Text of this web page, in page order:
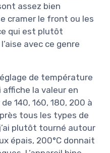
assez bien
cramer le front ou les
qui est plutôt
avec ce genre
de température
la valeur en
140, 160, 180, 200 à
tous les types de
plutôt tourné autour
épais, 200°C donnait